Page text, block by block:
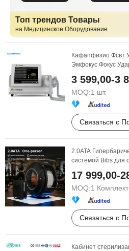
Топ трендов Товары
на Медицинское Оборудование
Кафапфизио Фсвт
Эмфокус Фокус
3 599,00-3
MOQ:1 шт.
Связаться с
2.0ATA
системой Bibs для
17 999,00-
MOQ:1 Комплект
Связаться с
Кабинет